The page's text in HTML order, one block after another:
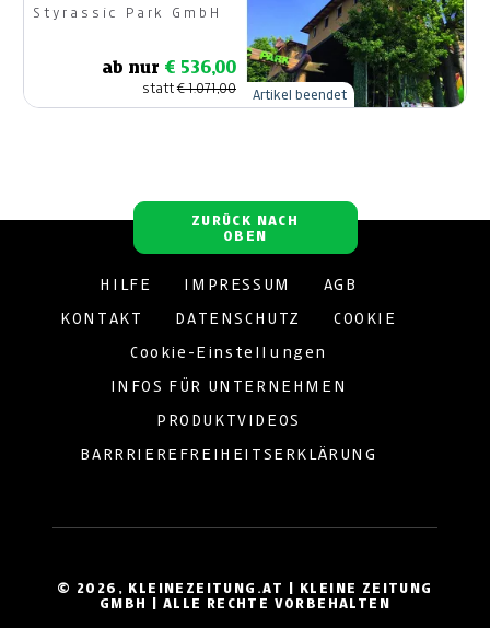
Styrassic Park GmbH
ab nur € 536,00
statt€ 1.071,00 Artikel beendet
ZURÜCK NACH
OBEN
© 2026, KLEINEZEITUNG.AT | KLEINE ZEITUNG
GMBH | ALLE RECHTE VORBEHALTEN
HILFE IMPRESSUM AGB
KONTAKT DATENSCHUTZ COOKIE
Cookie-Einstellungen
INFOS FÜR UNTERNEHMEN
PRODUKTVIDEOS
BARRRIEREFREIHEITSERKLÄRUNG